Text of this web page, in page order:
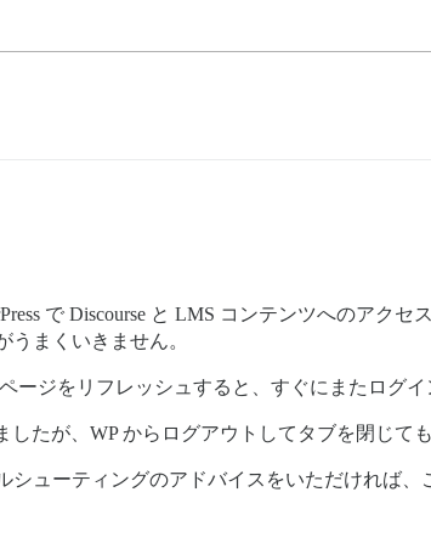
で Discourse と LMS コンテンツへのアク
まくいきません。
ージをリフレッシュすると、すぐにまたログイ
たが、WP からログアウトしてタブを閉じて
ューティングのアドバイスをいただければ、